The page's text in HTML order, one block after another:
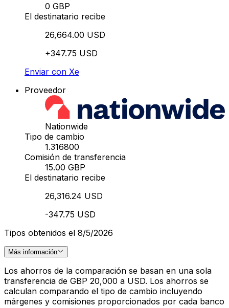
0 GBP
El destinatario recibe
26,664.00 USD
+347.75 USD
Enviar con Xe
Proveedor
Nationwide
Tipo de cambio
1.316800
Comisión de transferencia
15.00 GBP
El destinatario recibe
26,316.24 USD
-347.75 USD
Tipos obtenidos el 8/5/2026
Más información
Los ahorros de la comparación se basan en una sola
transferencia de GBP 20,000 a USD. Los ahorros se
calculan comparando el tipo de cambio incluyendo
márgenes y comisiones proporcionados por cada banco